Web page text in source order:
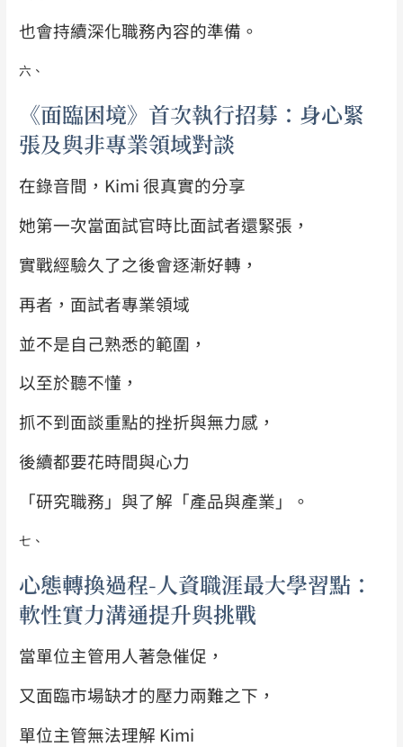
也會持續深化職務內容的準備。
六、
《面臨困境》首次執行招募：身心緊
張及與非專業領域對談
在錄音間，Kimi 很真實的分享
她第一次當面試官時比面試者還緊張，
實戰經驗久了之後會逐漸好轉，
再者，面試者專業領域
並不是自己熟悉的範圍，
以至於聽不懂，
抓不到面談重點的挫折與無力感，
後續都要花時間與心力
「研究職務」與了解「產品與產業」。
七、
心態轉換過程-人資職涯最大學習點：
軟性實力溝通提升與挑戰
當單位主管用人著急催促，
又面臨市場缺才的壓力兩難之下，
單位主管無法理解 Kimi